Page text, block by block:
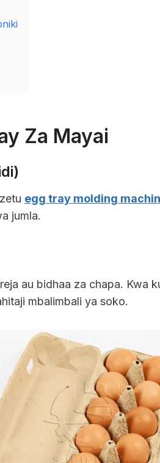
Za Mayai
egg tray molding
jumla.
au bidhaa za chapa. Kwa
mbalimbali ya soko.